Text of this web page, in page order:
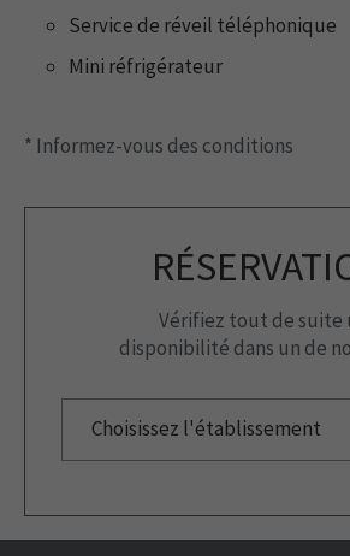
Service de réveil téléphonique
Mini réfrigérateur
* Informez-vous des conditions
Vérifiez tout de suite
disponibilité dans un de
Choisissez l'établissement